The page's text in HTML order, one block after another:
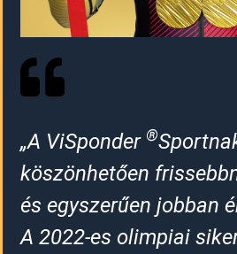
„A ViSponder ®
köszönhetően
és egyszerűen jobban
A 2022-es olimpiai